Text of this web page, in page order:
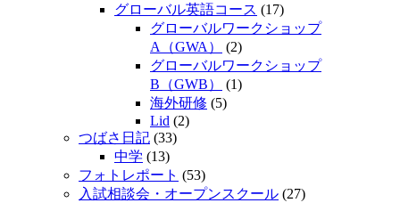
グローバル英語コース (17)
グローバルワークショップ
A（GWA）
(2)
グローバルワークショップ
B（GWB）
(1)
海外研修 (5)
Lid (2)
つばさ日記 (33)
中学 (13)
フォトレポート (53)
入試相談会・オープンスクール (27)